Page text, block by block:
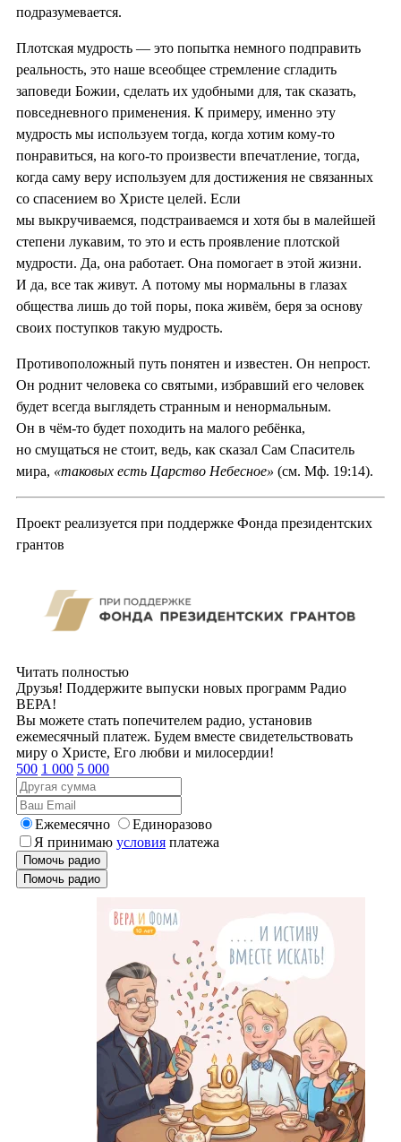
подразумевается.
Плотская мудрость — это попытка немного подправить
реальность, это наше всеобщее стремление сгладить
заповеди Божии, сделать их удобными для, так сказать,
повседневного применения. К примеру, именно эту
мудрость мы используем тогда, когда хотим кому-то
понравиться, на кого-то произвести впечатление, тогда,
когда саму веру используем для достижения не связанных
со спасением во Христе целей. Если
мы выкручиваемся, подстраиваемся и хотя бы в малейшей
степени лукавим, то это и есть проявление плотской
мудрости. Да, она работает. Она помогает в этой жизни.
И да, все так живут. А потому мы нормальны в глазах
общества лишь до той поры, пока живём, беря за основу
своих поступков такую мудрость.
Противоположный путь понятен и известен. Он непрост.
Он роднит человека со святыми, избравший его человек
будет всегда выглядеть странным и ненормальным.
Он в чём-то будет походить на малого ребёнка,
но смущаться не стоит, ведь, как сказал Сам Спаситель
мира, «таковых есть Царство Небесное» (см. Мф. 19:14).
Проект реализуется при поддержке Фонда президентских
грантов
Читать полностью
Друзья! Поддержите выпуски новых программ Радио
ВЕРА!
Вы можете стать попечителем радио, установив
ежемесячный платеж. Будем вместе свидетельствовать
миру о Христе, Его любви и милосердии!
500 1 000 5 000
Ежемесячно
Единоразово
Я принимаю условия платежа
Помочь радио
Помочь радио